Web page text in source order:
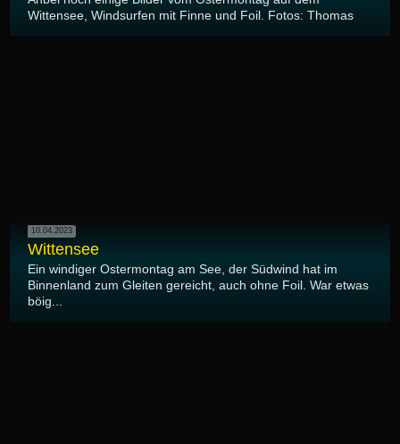
Wittensee, Windsurfen mit Finne und Foil. Fotos: Thomas
10.04.2023
Wittensee
Ein windiger Ostermontag am See, der Südwind hat im
Binnenland zum Gleiten gereicht, auch ohne Foil. War etwas
böig...